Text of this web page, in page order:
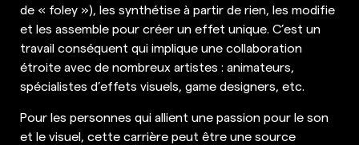
de « foley »), les synthétise à partir de rien, les modifie
et les assemble pour créer un effet unique. C’est un
travail conséquent qui implique une collaboration
étroite avec de nombreux artistes : animateurs,
spécialistes d’effets visuels, game designers, etc.
Pour les personnes qui allient une passion pour le son
et le visuel, cette carrière peut être une source